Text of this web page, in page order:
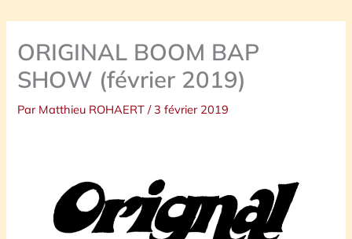
ORIGINAL BOOM BAP
SHOW (février 2019)
Par Matthieu ROHAERT/ 3 février 2019